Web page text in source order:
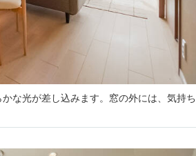
な光が差し込みます。窓の外には、気持ち